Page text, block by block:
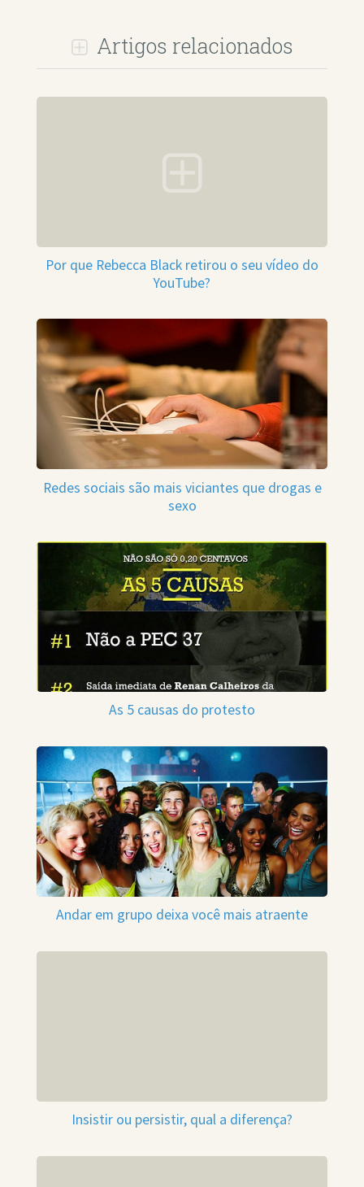
Artigos relacionados
Por que Rebecca Black retirou o seu vídeo do
YouTube?
Redes sociais são mais viciantes que drogas e
sexo
As 5 causas do protesto
Andar em grupo deixa você mais atraente
Insistir ou persistir, qual a diferença?